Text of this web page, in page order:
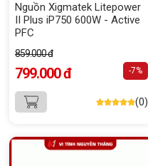
Nguồn Xigmatek Litepower
II Plus iP750 600W - Active
PFC
859.000 đ
799.000 đ -7%
(0)